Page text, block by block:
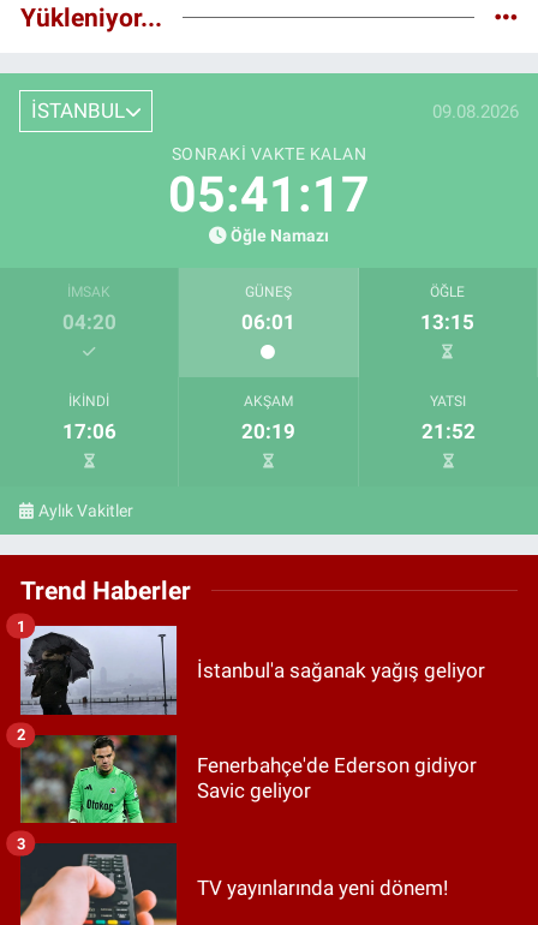
Yükleniyor...
İSTANBUL 09.08.2026
SONRAKI VAKTE KALAN
05:41:15
Öğle Namazı
İMSAK
04:20
GÜNEŞ
06:01
ÖĞLE
13:15
İKINDI
17:06
AKŞAM
20:19
YATSI
21:52
Aylık Vakitler
Trend Haberler
İstanbul'a sağanak yağış geliyor
1
Fenerbahçe'de Ederson gidiyor
Savic geliyor
2
TV yayınlarında yeni dönem!
3